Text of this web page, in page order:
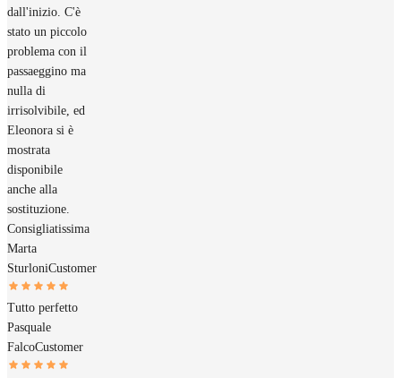
dall'inizio. C'è
stato un piccolo
problema con il
passaeggino ma
nulla di
irrisolvibile, ed
Eleonora si è
mostrata
disponibile
anche alla
sostituzione.
Consigliatissima
Marta
SturloniCustomer
Tutto perfetto
Pasquale
FalcoCustomer